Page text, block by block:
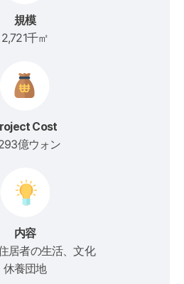
規模
2,721千㎡
Cost
億ウォン
内容
居者の生活、文化
休養団地